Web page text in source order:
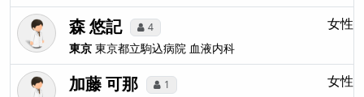
森 悠記 4
東京 東京都立駒込病院 血液内科
女性
加藤 可那 1 女性